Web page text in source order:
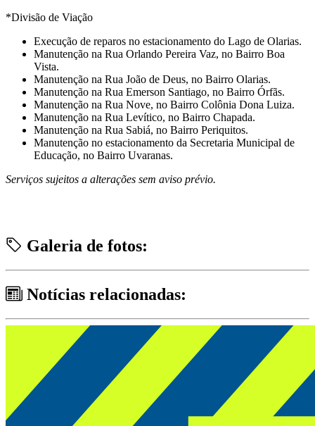
*Divisão de Viação
⁠Execução de reparos no estacionamento do Lago de Olarias.
⁠Manutenção na Rua Orlando Pereira Vaz, no Bairro Boa
Vista.
⁠Manutenção na Rua João de Deus, no Bairro Olarias.
⁠Manutenção na Rua Emerson Santiago, no Bairro Órfãs.
Manutenção na Rua Nove, no Bairro Colônia Dona Luiza.
Manutenção na Rua Levítico, no Bairro Chapada.
⁠Manutenção na Rua Sabiá, no Bairro Periquitos.
⁠Manutenção no estacionamento da Secretaria Municipal de
Educação, no Bairro Uvaranas.
Serviços sujeitos a alterações sem aviso prévio.
Galeria de fotos:
Notícias relacionadas: